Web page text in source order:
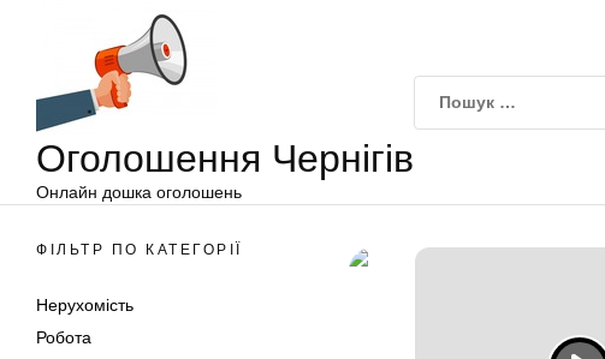
Оголошення Чернігів
Онлайн дошка оголошень
ФІЛЬТР ПО КАТЕГОРІЇ
Нерухомість
Робота